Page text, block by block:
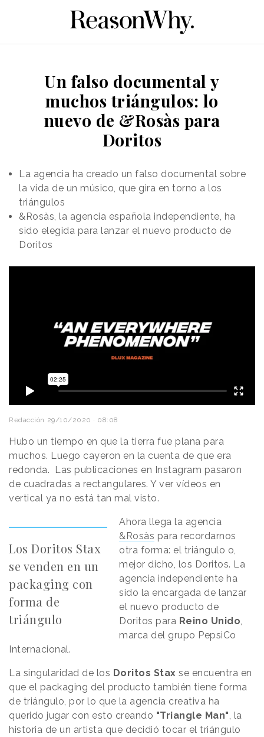
Un falso documental y
muchos triángulos: lo
nuevo de &Rosàs para
Doritos
La agencia ha creado un falso documental sobre
la vida de un músico, que gira en torno a los
triángulos
&Rosàs, la agencia española independiente, ha
sido elegida para lanzar el nuevo producto de
Doritos
Redacción 29/10/2020 · 08:08
Hubo un tiempo en que la tierra fue plana para
muchos. Luego cayeron en la cuenta de que era
redonda. Las publicaciones en Instagram pasaron
de cuadradas a rectangulares. Y ver vídeos en
vertical ya no está tan mal visto.
Los Doritos Stax
se venden en un
packaging con
forma de
triángulo
Ahora llega la agencia
&Rosàs para recordarnos
otra forma: el triángulo o,
mejor dicho, los Doritos. La
agencia independiente ha
sido la encargada de lanzar
el nuevo producto de
Doritos para Reino Unido,
marca del grupo PepsiCo
Internacional.
La singularidad de los Doritos Stax se encuentra en
que el packaging del producto también tiene forma
de triángulo, por lo que la agencia creativa ha
querido jugar con esto creando "Triangle Man", la
historia de un artista que decidió tocar el triángulo